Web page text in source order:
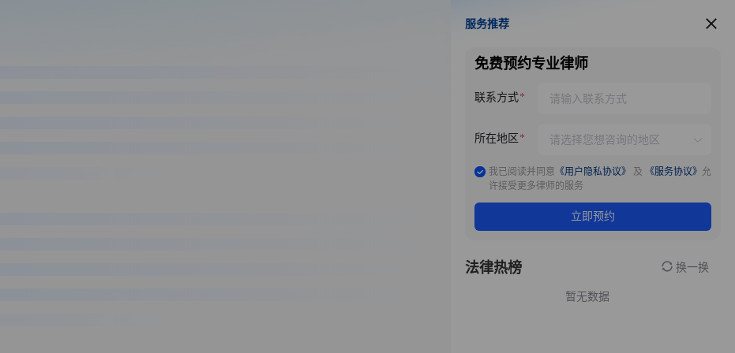
服务推荐
服务推荐
免费预约专业律师
联系方式
所在地区
我已阅读并同意 《用户隐私协议》 及 《服务协议》 允
许接受更多律师的服务
立即预约
法律热榜 换一换
暂无数据